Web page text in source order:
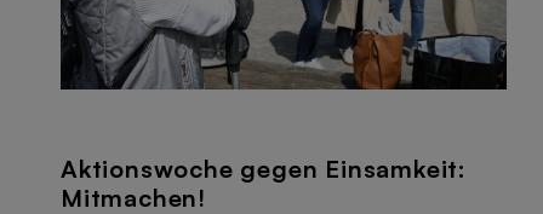
Aktionswoche gegen Einsamkeit:
Mitmachen!